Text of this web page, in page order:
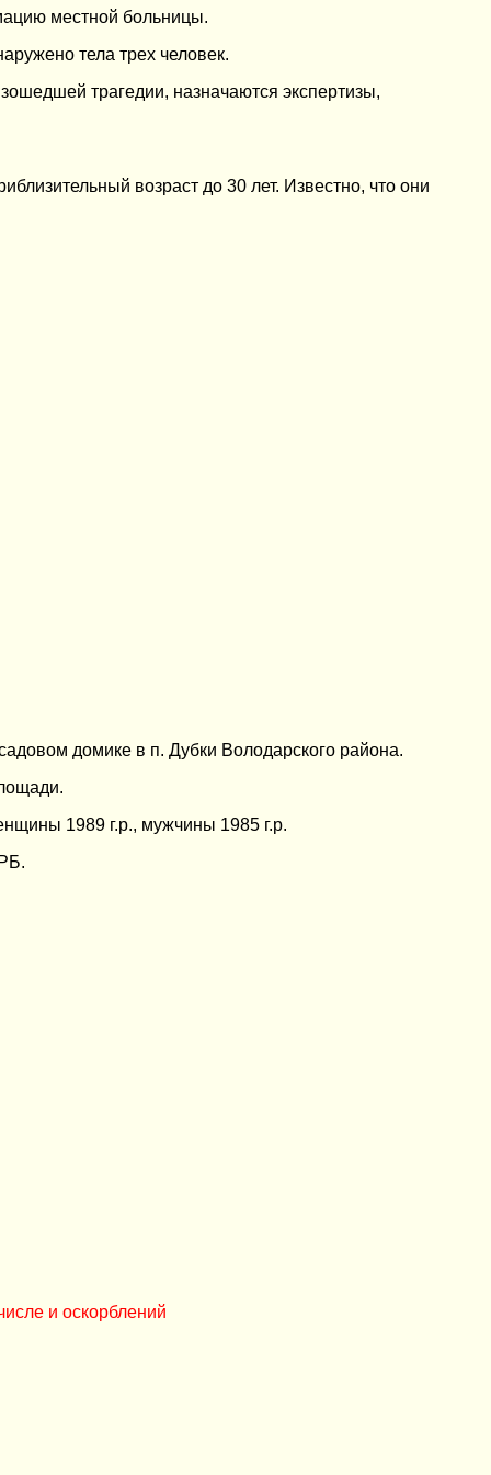
местной больницы.
тела трех человек.
трагедии, назначаются экспертизы,
возраст до 30 лет. Известно, что они
домике в п. Дубки Володарского района.
1989 г.р., мужчины 1985 г.р.
и оскорблений